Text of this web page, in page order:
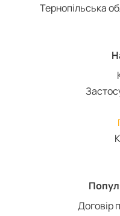
Тернопільська
Договір